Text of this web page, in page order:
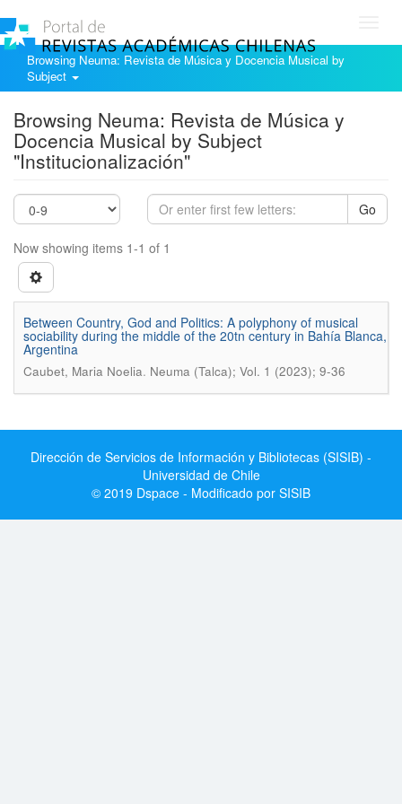
Browsing Neuma: Revista de Música y Docencia Musical by
Subject
Browsing Neuma: Revista de Música y
Docencia Musical by Subject
"Institucionalización"
Go
Now showing items 1-1 of 1
Between Country, God and Politics: A polyphony of musical
sociability during the middle of the 20tn century in Bahía Blanca,
Argentina
Caubet, Maria Noelia. Neuma (Talca); Vol. 1 (2023); 9-36
Dirección de Servicios de Información y Bibliotecas (SISIB) -
Universidad de Chile
© 2019 Dspace - Modificado por SISIB